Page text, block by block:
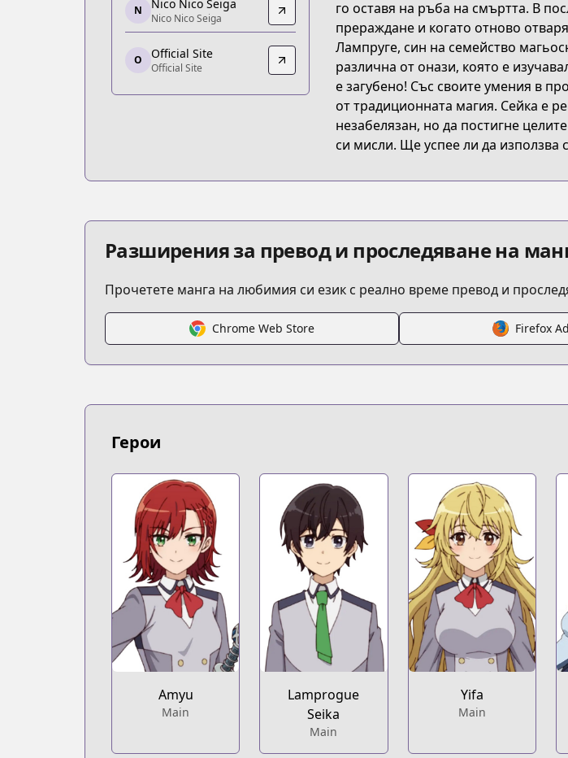
Nico Nico Seiga
Nico Nico Seiga
https://seiga.nicovideo.jp/comic/48633
Official Site
https://gaugau.futabanet.jp/list/work/5dd4fcf177656139da050000
N Nico Nico Seiga
Nico Nico Seiga
O Official Site
Official Site
го оставя на ръба на смъртта. В
прераждане и когато отново
Лампруге, син на семейство
различна от онази, която е
е загубено! Със своите умения в
от традиционната магия. Сейка е
незабелязан, но да постигне
си мисли. Ще успее ли да използва
Разширения за превод и проследяване на
Прочетете манга на любимия си език с реално време превод и
Chrome Web Store Firefox
Герои
Amyu
Main
Lamprogue
Seika
Main
Yifa
Main